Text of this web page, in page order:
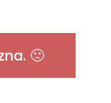
🙁